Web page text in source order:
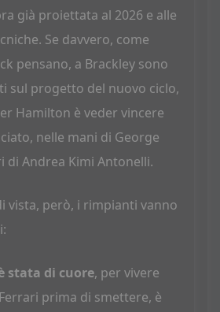
già proiettata al 2026 e alle
Se davvero, come
pensano, a Brackley sono
sul progetto del nuovo ciclo,
Hamilton è veder vincere
nelle mani di George
di Andrea Kimi Antonelli.
vista, però, i rimpianti vanno
stata di cuore, per vivere
prima di smettere, è